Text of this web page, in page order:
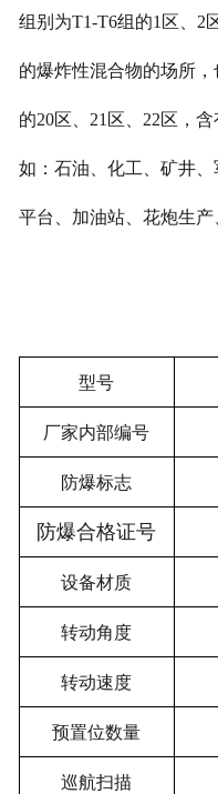
组别为T1-T6组的1区、2
的爆炸性混合物的场所
的20区、21区、22区，
如：石油、化工、矿井
平台、加油站、花炮生产
型号
厂家内部编号
防爆标志
防爆合格证号
设备材质
转动角度
转动速度
预置位数量
巡航扫描